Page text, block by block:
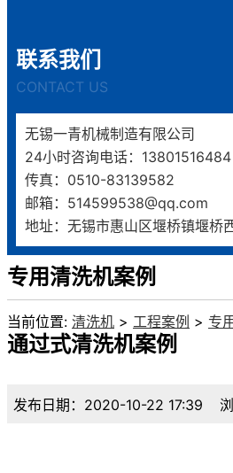
联系我们
CONTACT US
无锡一青机械制造有限公司
24小时咨询电话：13801516484
传真：0510-83139582
邮箱：514599538@qq.com
地址：无锡市惠山区堰桥镇堰桥
专用清洗机案例
当前位置: 清洗机 > 工程案例 > 专
通过式清洗机案例
发布日期：2020-10-22 17:39